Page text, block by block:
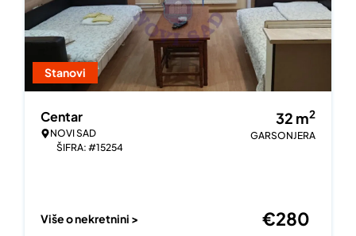
Stanovi
Centar
NOVI SAD
ŠIFRA: #15254
32 m2
GARSONJERA
Više o nekretnini > €280